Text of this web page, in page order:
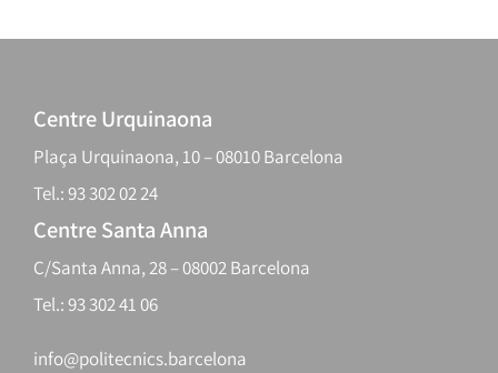
Centre Urquinaona
Plaça Urquinaona, 10 – 08010 Barcelona
Tel.: 93 302 02 24
Centre Santa Anna
C/Santa Anna, 28 – 08002 Barcelona
Tel.: 93 302 41 06
info@politecnics.barcelona